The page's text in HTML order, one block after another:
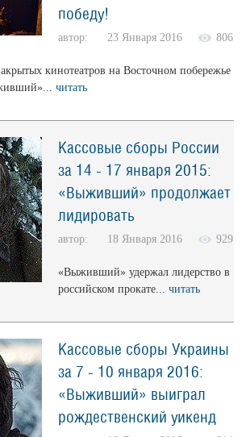
победу!
автор: 23 Января 2016 806
кинотеатров на Восточном побережье
читать
Кассовые сборы России
за 14 - 17 января 2015:
«Выживший» продолжает
лидировать
автор: 18 Января 2016 929
«Выживший» удержал лидерство в
российском прокате... читать
Кассовые сборы Украины
за 7 - 10 января 2016:
«Выживший» выиграл
рождественский уикенд